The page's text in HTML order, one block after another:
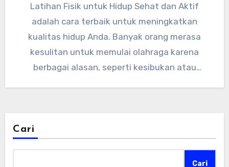
Latihan Fisik untuk Hidup Sehat dan Aktif
adalah cara terbaik untuk meningkatkan
kualitas hidup Anda. Banyak orang merasa
kesulitan untuk memulai olahraga karena
berbagai alasan, seperti kesibukan atau
Cari
Cari